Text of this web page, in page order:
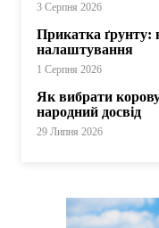
3 Серпня 2026
Прикатка ґрунту:
налаштування
1 Серпня 2026
Як вибрати
народний досвід
29 Липня 2026